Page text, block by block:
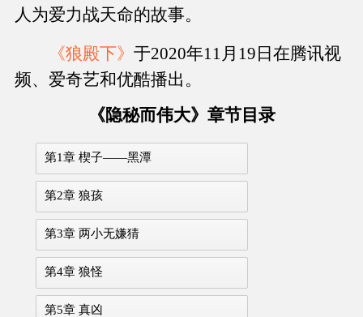
人为爱力战天命的故事。
《狼殿下》 于2020年11月19日在腾讯视
频、爱奇艺和优酷播出。
《隐秘而伟大》章节目录
第1章 楔子——黑潭
第2章 狼孩
第3章 两小无嫌猜
第4章 狼怪
第5章 真凶